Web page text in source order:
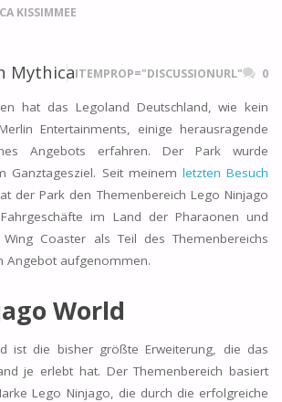
KISSIMMEE
MythicaITEMPROP="DISCUSSIONURL" 0
hat das Legoland Deutschland, wie kein
Entertainments, einige herausragende
Angebots erfahren. Der Park wurde
Ganztagesziel. Seit meinem letzten Besuch
der Park den Themenbereich Lego Ninjago
im Land der Pharaonen und
Coaster als Teil des Themenbereichs
Angebot aufgenommen.
World
ist die bisher größte Erweiterung, die das
je erlebt hat. Der Themenbereich basiert
Lego Ninjago, die durch die erfolgreiche